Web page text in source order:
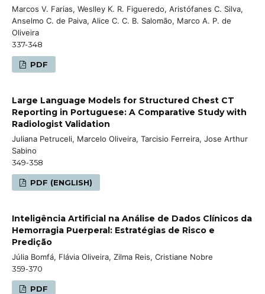
Marcos V. Farias, Weslley K. R. Figueredo, Aristófanes C. Silva,
Anselmo C. de Paiva, Alice C. C. B. Salomão, Marco A. P. de
Oliveira
337-348
PDF
Large Language Models for Structured Chest CT
Reporting in Portuguese: A Comparative Study with
Radiologist Validation
Juliana Petruceli, Marcelo Oliveira, Tarcisio Ferreira, Jose Arthur
Sabino
349-358
PDF (ENGLISH)
Inteligência Artificial na Análise de Dados Clínicos da
Hemorragia Puerperal: Estratégias de Risco e
Predição
Júlia Bomfá, Flávia Oliveira, Zilma Reis, Cristiane Nobre
359-370
PDF